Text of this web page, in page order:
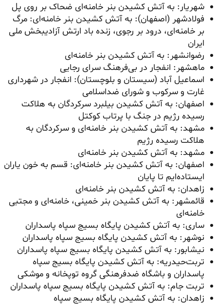
شهریار: به آتش کشیدن بنر خامنه‌ای ضحاک بر روی پل
فولادشهر (اصفهان): به آتش کشیدن بنر خامنه‌ای: مرگ
بر خامنه‌ای، درود بر رجوی، زنده باد ارتش آزادیبخش ملی
ایران
رضوانشهر: به آتش کشیدن بنر خامنه‌ای
ماهشهر: انفجار در بی‌فرهنگ سرای رجایی
اسماعیل آباد (سیستان و بلوچستان): انفجار در شهرداری
غارت و سرکوب و شورای ضداسلامی
اصفهان: به آتش کشیدن بیلبرد سرکردگان به هلاکت
رسیده رژیم در جنگ با پرتاب کوکتل
مشهد: به آتش کشیدن بنر خامنه‌ای و سرکردگان به
هلاکت رسیده رژیم
مشهد: به آتش کشیدن بنر خامنه‌ای
اصفهان: به آتش کشیدن بنر خامنه‌ای: قسم به خون یاران
ایستاده‌ایم تا پایان
زاهدان: به آتش کشیدن بنر خامنه‌ای
قائمشهر: به آتش کشیدن بنر خمینی، خامنه‌ای و مجتبی
خامنه‌ای
ساری: به آتش کشیدن پایگاه بسیج سپاه پاسداران
نوشهر: به آتش کشیدن پایگاه بسیج سپاه پاسداران
نیشابور: به آتش کشیدن پایگاه بسیج سپاه پاسداران
تربت‌حیدریه: به آتش کشیدن پایگاه بسیج سپاه
پاسداران و باشگاه ضدفرهنگی گروه توپخانه و موشکی
تربت جام: به آتش کشیدن پایگاه بسیج سپاه پاسداران
زاهدان: به آتش کشیدن پایگاه بسیج سپاه